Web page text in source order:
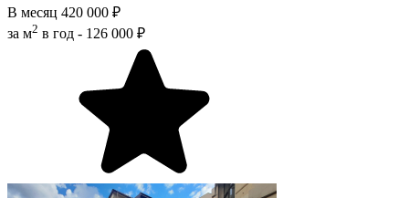
В месяц 420 000 ₽
за м2 в год - 126 000 ₽